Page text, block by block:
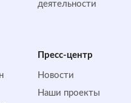
деятельности
Пресс-центр
Новости
Наши проекты